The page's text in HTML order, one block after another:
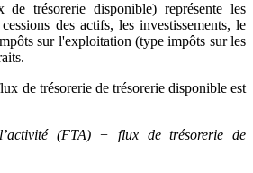
trésorerie disponible) représente les
des actifs, les investissements, le
sur l'exploitation (type impôts sur les
de trésorerie de trésorerie disponible est
(FTA) + flux de trésorerie de